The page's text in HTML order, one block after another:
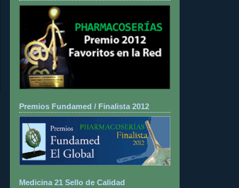
Premios Fundamed / Finalista 2012
Medicina 21 Sello de Calidad